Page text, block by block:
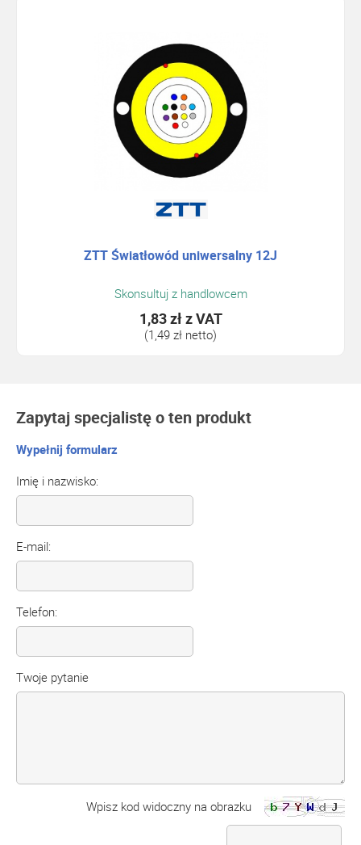
ZTT Światłowód uniwersalny 12J
Skonsultuj z handlowcem
1,83 złz VAT
(1,49 zł netto)
Zapytaj specjalistę o ten produkt
Wypełnij formularz
Imię i nazwisko:
E-mail:
Telefon:
Twoje pytanie
Wpisz kod widoczny na obrazku